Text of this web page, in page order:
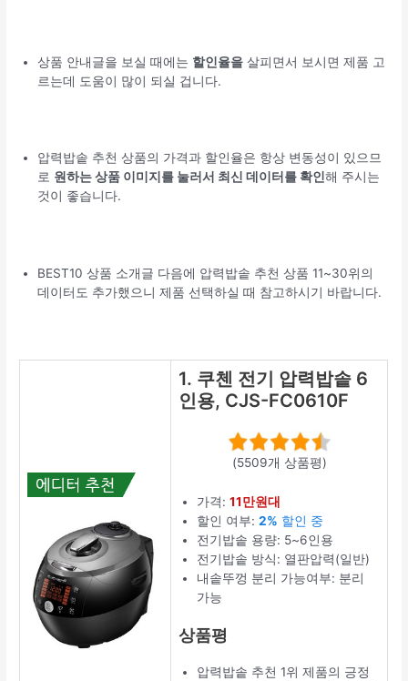
상품 안내글을 보실 때에는 할인율을 살피면서 보시면 제품 고
르는데 도움이 많이 되실 겁니다.
압력밥솥 추천 상품의 가격과 할인율은 항상 변동성이 있으므
로 원하는 상품 이미지를 눌러서 최신 데이터를 확인해 주시는
것이 좋습니다.
BEST10 상품 소개글 다음에 압력밥솥 추천 상품 11~30위의
데이터도 추가했으니 제품 선택하실 때 참고하시기 바랍니다.
1. 쿠첸 전기 압력밥솥 6
인용, CJS-FC0610F
(5509개 상품평)
가격:11만원대
할인 여부:2% 할인 중
전기밥솥 용량: 5~6인용
전기밥솥 방식: 열판압력(일반)
내솥뚜껑 분리 가능여부: 분리
가능
상품평
압력밥솥 추천 1위 제품의 긍정